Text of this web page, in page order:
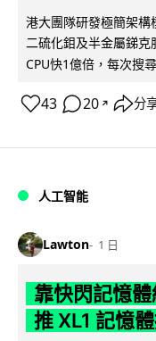
港大團隊研發極簡架構
二硫化鉬及半金屬銻
CPU快1億倍，每次搜
43 20 ↗ 分
人工智能
Lawton 1 日
靠快閃記憶
推 XL1 記憶